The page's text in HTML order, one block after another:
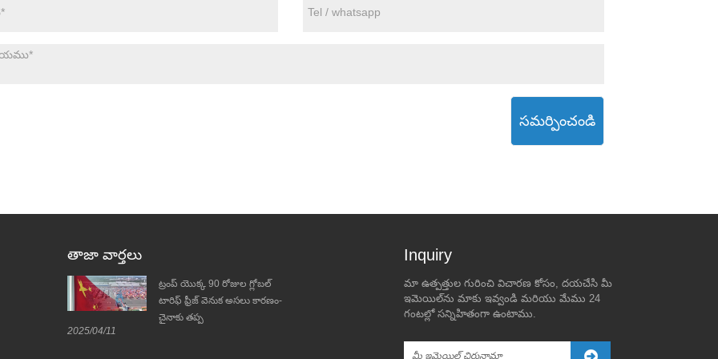
సమర్పించండి
తాజా వార్తలు
WIN
ట్రంప్ యొక్క 90 రోజుల గ్లోబల్
టారిఫ్ ఫ్రీజ్ వెనుక అసలు కారణం-
చైనాకు తప్ప
2025/04/11
చైనాకు వ్యతిరేకంగా ట్రంప్ యొక్క
కొత్త సుంకం ముప్పు గ్లోబల్
మార్కెట్ అల్లకల్లోలం
గ్లోబల్ యాక్రిలిక్ మరియు పివిసి
ఫోమ్ బోర్డ్ మార్కెట్: ట్రెండ్స్,
Inquiry For Pricelist
మా ఉత్పత్తుల గురించి విచారణ కోసం, దయచేసి మీ
ఇమెయిల్‌ను మాకు ఇవ్వండి మరియు మేము 24
గంటల్లో సన్నిహితంగా ఉంటాము.